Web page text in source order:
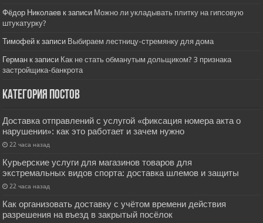
Фёдор Николаев к записи Можно ли укладывать плитку на гипсовую
штукатурку?
Тимофей к записи Выбираем лестницу-стремянку для дома
Герман к записи Как не стать обманутым дольщиком? 3 признака
застройщика-банкрота
Категория постов
Доставка отправлений с услугой «фиксация номера акта о
нарушении»: как это работает и зачем нужно
22 часа назад
Курьерские услуги для магазинов товаров для
экстремальных видов спорта: доставка шлемов и защиты
22 часа назад
Как организовать доставку с учётом времени действия
разрешения на въезд в закрытый посёлок